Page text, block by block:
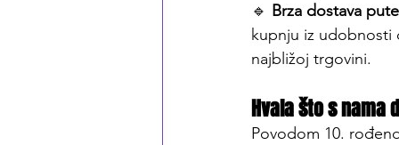
🔹 Brza dostava
kupnju iz udobnosti
najbližoj trgovini.
Hvala što s nama
Povodom 10.